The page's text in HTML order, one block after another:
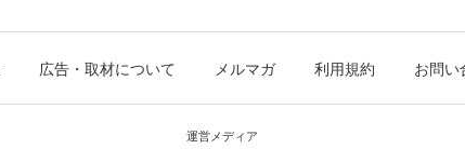
広告・取材について メルマガ 利用規約 お問い
運営メディア